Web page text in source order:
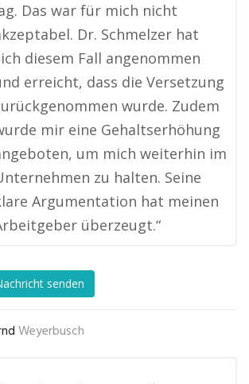
Das war für mich nicht
Dr. Schmelzer hat
diesem Fall angenommen
erreicht, dass die Versetzung
wurde. Zudem
mir eine Gehaltserhöhung
um mich weiterhin im
zu halten. Seine
Argumentation hat meinen
überzeugt.“
senden
Weyerbusch